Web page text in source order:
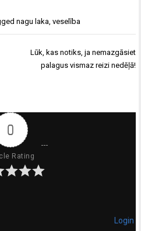
nagu laka,veselība
Lūk, kas notiks, ja nemazgāsiet
palagus vismaz reizi nedēļā!
0
Rating
Login